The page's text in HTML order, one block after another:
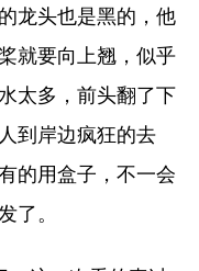
龙头也是黑的，他
就要向上翘，似乎
太多，前头翻了下
到岸边疯狂的去
的用盒子，不一会
了。